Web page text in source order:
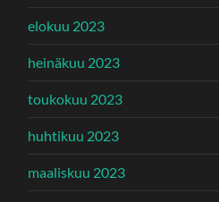
elokuu 2023
heinäkuu 2023
toukokuu 2023
huhtikuu 2023
maaliskuu 2023